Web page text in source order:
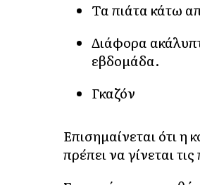
Τα πιάτα κάτω
Διάφορα
εβδομάδα.
Γκαζόν
Επισημαίνεται ότι
πρέπει να γίνεται